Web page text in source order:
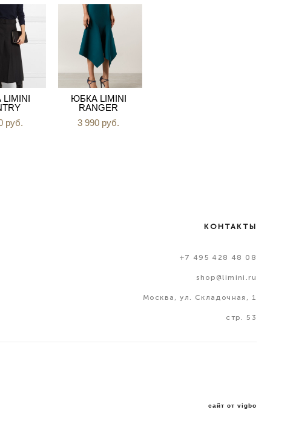
pуб.
ЮБКА LIMINI
RANGER
3 990 pуб.
КОНТАКТЫ
+7 495 428 48 08
shop@limini.ru
Москва, ул. Складочная, 1
стр. 53
сайт от vigbo